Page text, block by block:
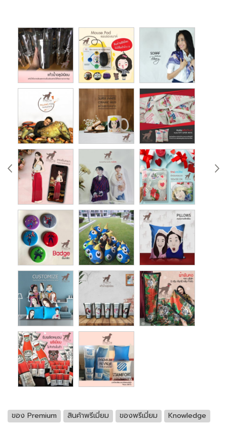
ของ Premium สินค้าพรีเมี่ยม ของพรีเมี่ยม Knowledge